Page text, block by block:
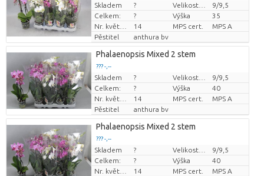
Cena za kus
Skladem ?
9/9,5
Celkem:
? Výška
35
Nr. květináč
14 MPS cert.
MPS A
Pěstitel
anthura bv
Phalaenopsis Mixed 2 stem
??? -,--
Cena za kus
Skladem ?
9/9,5
Celkem:
? Výška
40
Nr. květináč
14 MPS cert.
MPS A
Pěstitel
anthura bv
Phalaenopsis Mixed 2 stem
??? -,--
Cena za kus
Skladem ?
9/9,5
Celkem:
? Výška
40
Nr. květináč
14 MPS cert.
MPS A